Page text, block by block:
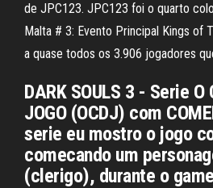
de JPC123. JPC123 foi o quarto
Malta # 3: Evento Principal Kings of
a quase todos os 3.906 jogadores
DARK SOULS 3 - Serie O
JOGO (OCDJ) com
serie eu mostro o jogo
comecando um
(clerigo), durante o